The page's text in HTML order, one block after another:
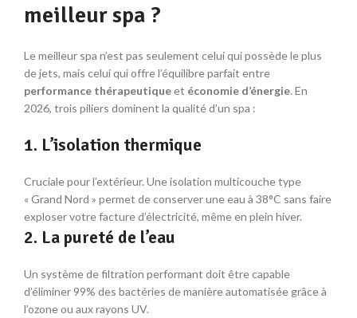
meilleur spa ?
Le meilleur spa n’est pas seulement celui qui possède le plus
de jets, mais celui qui offre l’équilibre parfait entre
performance thérapeutiqueet économie d’énergie. En
2026, trois piliers dominent la qualité d’un spa :
1. L’isolation thermique
Cruciale pour l’extérieur. Une isolation multicouche type
« Grand Nord » permet de conserver une eau à 38°C sans faire
exploser votre facture d’électricité, même en plein hiver.
2. La pureté de l’eau
Un système de filtration performant doit être capable
d’éliminer 99% des bactéries de manière automatisée grâce à
l’ozone ou aux rayons UV.